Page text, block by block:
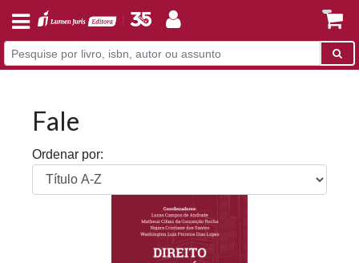
Fale
Ordenar por: